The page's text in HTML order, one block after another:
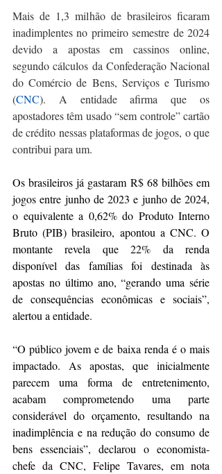
Mais de 1,3 milhão de brasileiros ficaram
inadimplentes no primeiro semestre de 2024
devido a apostas em cassinos online,
segundo cálculos da Confederação Nacional
do Comércio de Bens, Serviços e Turismo
(CNC). A entidade afirma que os
apostadores têm usado “sem controle” cartão
de crédito nessas plataformas de jogos, o que
contribui para um.
Os brasileiros já gastaram R$ 68 bilhões em
jogos entre junho de 2023 e junho de 2024,
o equivalente a 0,62% do Produto Interno
Bruto (PIB) brasileiro, apontou a CNC. O
montante revela que 22% da renda
disponível das famílias foi destinada às
apostas no último ano, “gerando uma série
de consequências econômicas e sociais”,
alertou a entidade.
“O público jovem e de baixa renda é o mais
impactado. As apostas, que inicialmente
parecem uma forma de entretenimento,
acabam comprometendo uma parte
considerável do orçamento, resultando na
inadimplência e na redução do consumo de
bens essenciais”, declarou o economista-
chefe da CNC, Felipe Tavares, em nota